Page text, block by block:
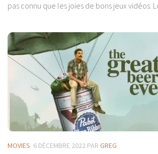
pas connu que les joies de bons jeux vidéos.
MOVIES 6 DÉCEMBRE 2022 PAR GREG